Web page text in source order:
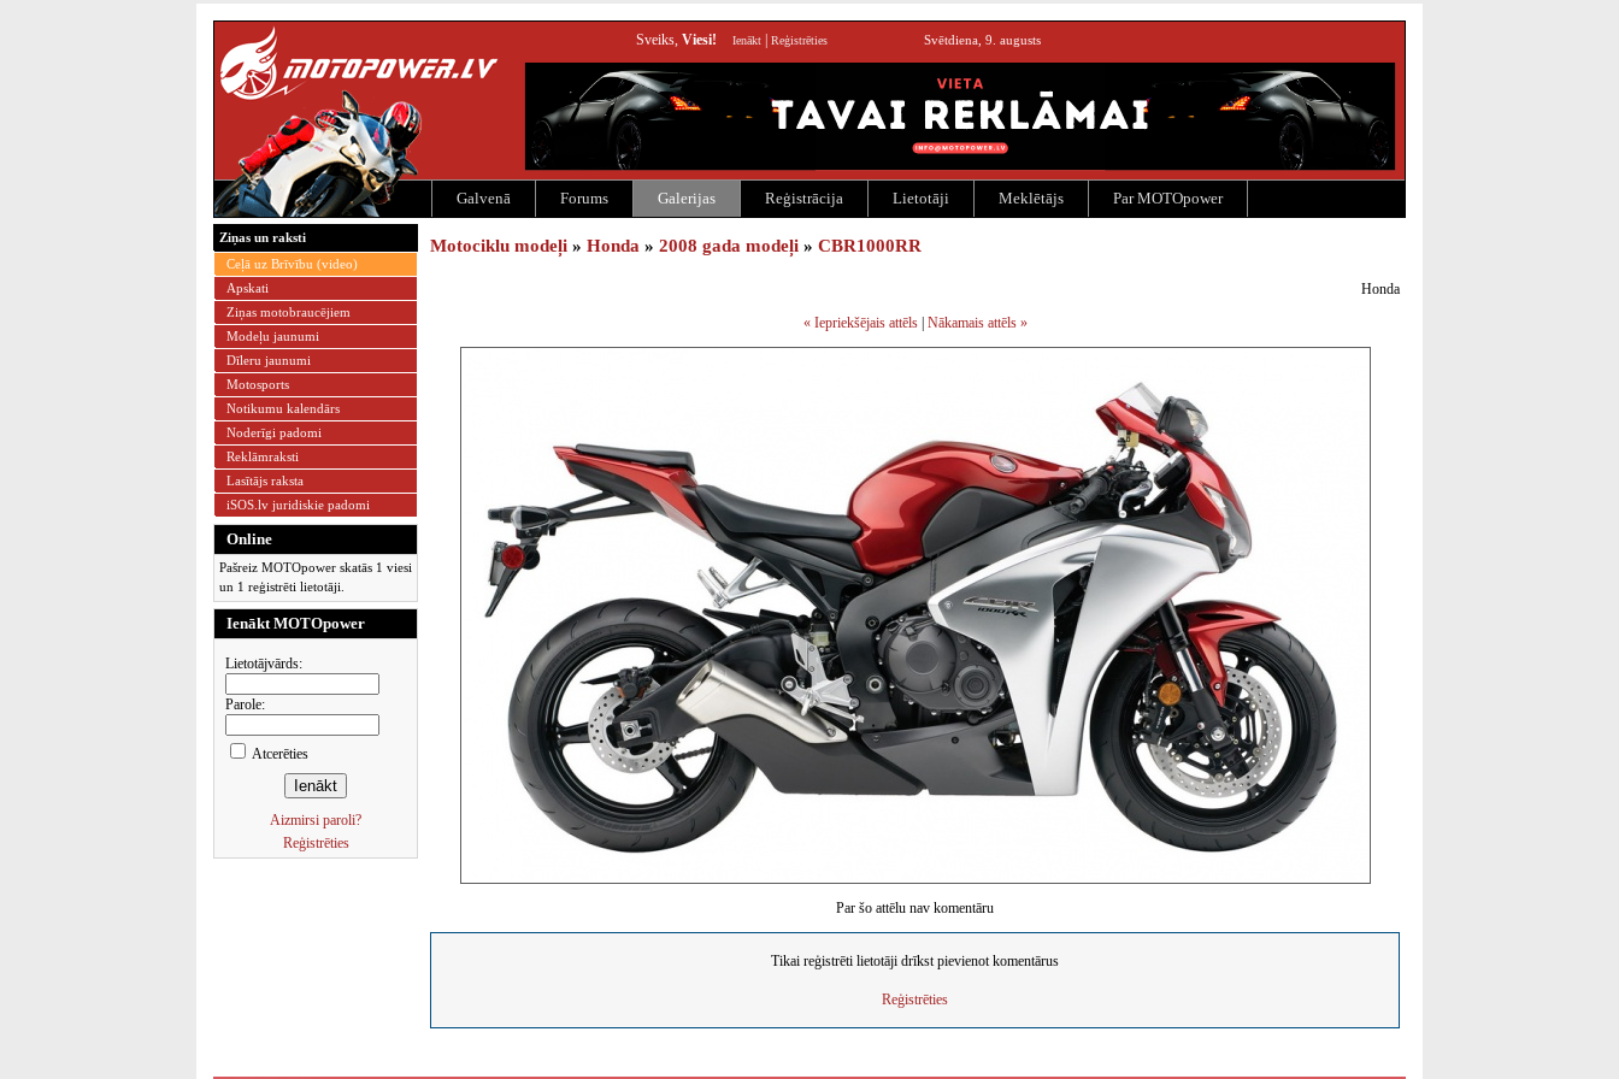
Sveiks, Viesi! Ienākt Reģistrēties Svētdiena, 9. augusts
Galvenā Forums Galerijas Reģistrācija Lietotāji Meklētājs Par MOTOpower
Ziņas un raksti
Ceļā uz Brīvību (video)
Apskati
Ziņas motobraucējiem
Modeļu jaunumi
Dīleru jaunumi
Motosports
Notikumu kalendārs
Noderīgi padomi
Reklāmraksti
Lasītājs raksta
iSOS.lv juridiskie padomi
Online
Pašreiz MOTOpower skatās 1 viesi
un 1 reģistrēti lietotāji.
Ienākt MOTOpower
Lietotājvārds:
Parole:
Atcerēties
Aizmirsi paroli?
Reģistrēties
Motociklu modeļi » Honda » 2008 gada modeļi » CBR1000RR
Honda
« Iepriekšējais attēls| Nākamais attēls »
Par šo attēlu nav komentāru
Tikai reģistrēti lietotāji drīkst pievienot komentārus
Reģistrēties